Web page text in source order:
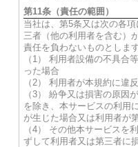
第11条（責任の範囲）
当社は、第5条又は次の各
三者（他の利用者を含む）
責任を負わないものとします
（1） 利用者設備の不具合
った場合
（2） 利用者が本規約に違
（3） 紛争又は損害の原因
を除き、本サービスの利用
が生じた場合又は利用者が
（4） その他本サービスを
ずして利用者又は第三者に